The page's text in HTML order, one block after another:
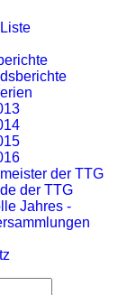
der TTG
der TTG
Jahres -